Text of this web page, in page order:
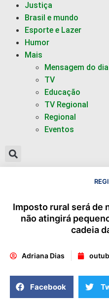
Justiça
Brasil e mundo
Esporte e Lazer
Humor
Mais
Mensagem do dia
TV
Educação
TV Regional
Regional
Eventos
Imposto rural será de
não atingirá
cadeia
Adriana Dias
Facebook